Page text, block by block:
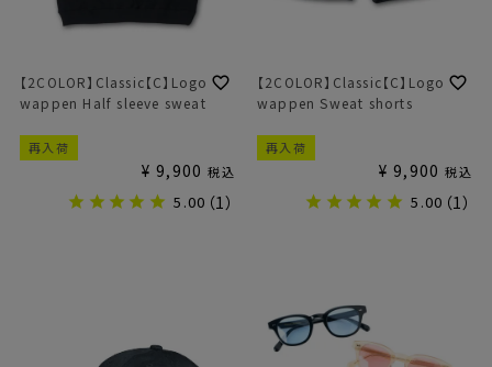
【2COLOR】Classic【C】Logo
wappen Half sleeve sweat
再入荷
¥ 9,900 税込
5.00 （1）
【2COLOR】Classic【C】Logo
wappen Sweat shorts
再入荷
¥ 9,900 税込
5.00 （1）